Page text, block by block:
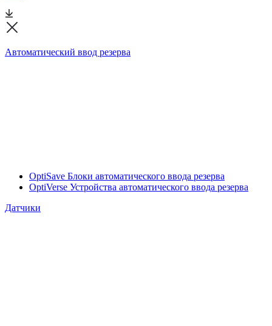
Автоматический ввод резерва
OptiSave Блоки автоматического ввода резерва
OptiVerse Устройства автоматического ввода резерва
Датчики